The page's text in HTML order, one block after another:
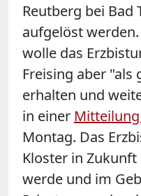
Reutberg bei Bad
aufgelöst
wolle das
Freising aber "als
erhalten und
in einer
Montag. Das
Kloster in
werde und im